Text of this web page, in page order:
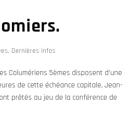
, Dernières infos
Columériens 5èmes disposent d'une
de cette échéance capitale, Jean-
prêtés au jeu de la conférence de